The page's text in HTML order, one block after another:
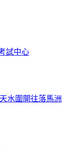
試中心
水圍開往落馬洲